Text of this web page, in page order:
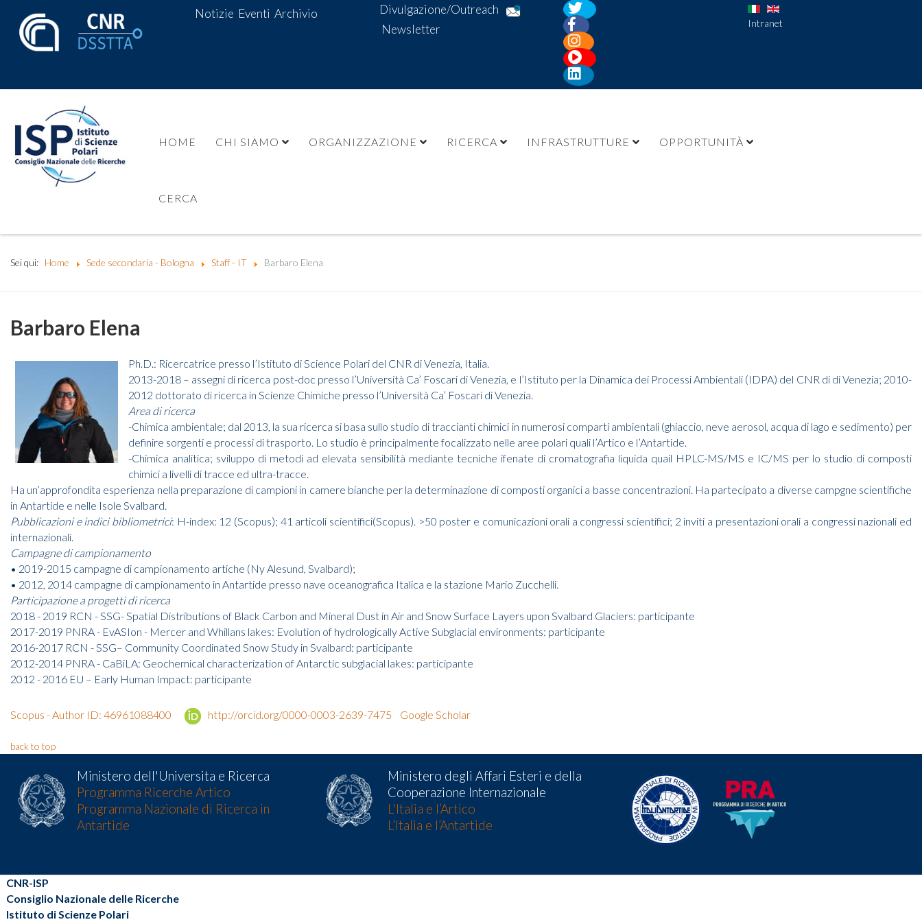
Notizie Eventi Archivio
Divulgazione/Outreach
Newsletter
Intranet
HOME CHI SIAMO ORGANIZZAZIONE RICERCA INFRASTRUTTURE OPPORTUNITÀ
CERCA
Sei qui: Home Sede secondaria - Bologna Staff - IT Barbaro Elena
Barbaro Elena
Ph.D.: Ricercatrice presso l’Istituto di Science Polari del CNR di Venezia, Italia.
2013-2018 – assegni di ricerca post-doc presso l’Università Ca’ Foscari di Venezia, e l’Istituto per la Dinamica dei Processi Ambientali (IDPA) del CNR di di Venezia; 2010-
2012 dottorato di ricerca in Scienze Chimiche presso l’Università Ca’ Foscari di Venezia.
Area di ricerca
-Chimica ambientale; dal 2013, la sua ricerca si basa sullo studio di traccianti chimici in numerosi comparti ambientali (ghiaccio, neve aerosol, acqua di lago e sedimento) per
definire sorgenti e processi di trasporto. Lo studio è principalmente focalizzato nelle aree polari quali l’Artico e l’Antartide.
-Chimica analitica; sviluppo di metodi ad elevata sensibilità mediante tecniche ifenate di cromatografia liquida quail HPLC-MS/MS e IC/MS per lo studio di composti
chimici a livelli di tracce ed ultra-tracce.
Ha un’approfondita esperienza nella preparazione di campioni in camere bianche per la determinazione di composti organici a basse concentrazioni. Ha partecipato a diverse campgne scientifiche
in Antartide e nelle Isole Svalbard.
Pubblicazioni e indici bibliometrici: H-index: 12 (Scopus); 41 articoli scientifici(Scopus). >50 poster e comunicazioni orali a congressi scientifici; 2 inviti a presentazioni orali a congressi nazionali ed
internazionali.
Campagne di campionamento
• 2019-2015 campagne di campionamento artiche (Ny Alesund, Svalbard);
• 2012, 2014 campagne di campionamento in Antartide presso nave oceanografica Italica e la stazione Mario Zucchelli.
Participazione a progetti di ricerca
2018 - 2019 RCN - SSG- Spatial Distributions of Black Carbon and Mineral Dust in Air and Snow Surface Layers upon Svalbard Glaciers: participante
2017-2019 PNRA - EvASIon - Mercer and Whillans lakes: Evolution of hydrologically Active Subglacial environments: participante
2016-2017 RCN - SSG– Community Coordinated Snow Study in Svalbard: participante
2012-2014 PNRA - CaBiLA: Geochemical characterization of Antarctic subglacial lakes: participante
2012 - 2016 EU – Early Human Impact: participante
Scopus - Author ID: 46961088400 http://orcid.org/0000-0003-2639-7475 Google Scholar
back to top
Ministero dell'Universita e Ricerca
Programma Ricerche Artico
Programma Nazionale di Ricerca in
Antartide
Ministero degli Affari Esteri e della
Cooperazione Internazionale
L'Italia e l’Artico
L’Italia e l’Antartide
CNR-ISP
Consiglio Nazionale delle Ricerche
Istituto di Scienze Polari